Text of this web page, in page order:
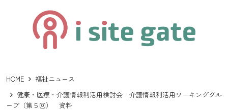
HOME
福祉ニュース
健康・医療・介護情報利活用検討会 介護情報利活用ワーキンググル
ープ（第５回） 資料